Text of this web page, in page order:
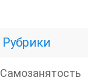
Рубрики
Самозанятость